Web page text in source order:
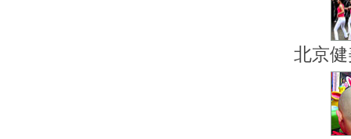
北京